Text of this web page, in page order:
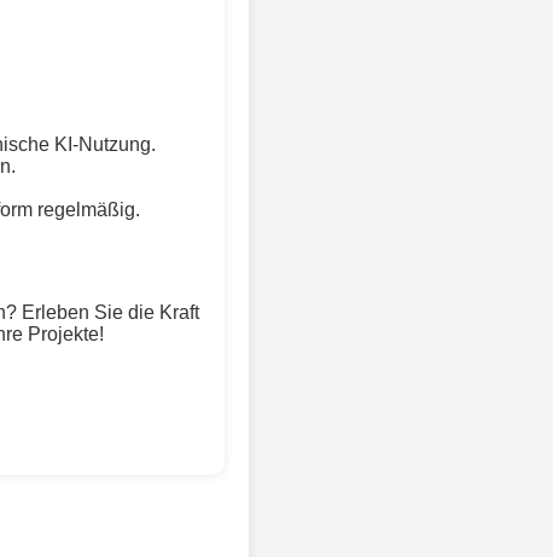
KI-Nutzung.
regelmäßig.
Erleben Sie die Kraft
Projekte!